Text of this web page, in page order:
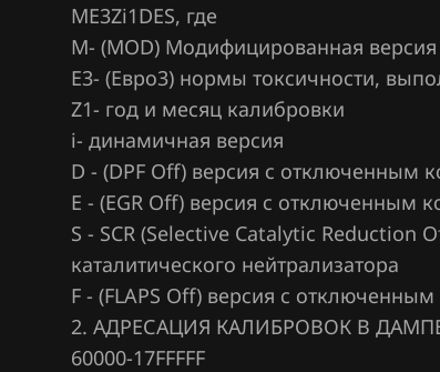
FAW
Fiat
Ford
Forthing
Foton
Geely
Genesis
ME3Zi1DES, где
М- (MOD) Модифицированная
Е3- (Евро3) нормы токсичности,
Z1- год и месяц калибровки
i- динамичная версия
D - (DPF Off) версия с отключенным
E - (EGR Off) версия с отключенным
S - SCR (Selective Catalytic Reduction
каталитического нейтрализатора
F - (FLAPS Off) версия с
2. АДРЕСАЦИЯ КАЛИБРОВОК В
60000-17FFFFF